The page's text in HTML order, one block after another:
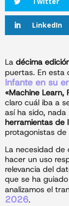
LinkedIn
La décima
puertas. En esta
Infante en su
«Machine Learn,
claro cuál iba a
así ha sido, nada
herramientas de
protagonistas de
La necesidad de
hacer un uso
relevancia del
que se ha
analizamos el
2026.